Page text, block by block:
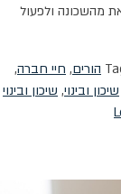
מהשכונה ולפעול
הורים, חיי חברה,
שיכון ובינוי, שיכון ובינוי
on
–